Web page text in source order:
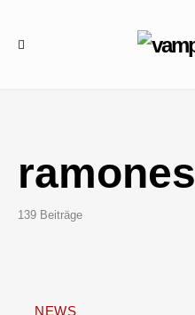
ramones
139 Beiträge
NEWS